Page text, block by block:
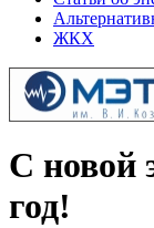
ЖКХ
С новой
год!